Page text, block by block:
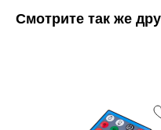
Смотрите так же